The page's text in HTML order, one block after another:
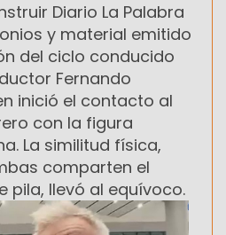
Diario La Palabra
y material emitido
del ciclo conducido
Fernando
inició el contacto al
con la figura
La similitud física,
comparten el
pila, llevó al equívoco.